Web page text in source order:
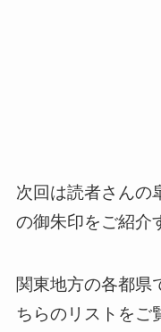
次回は読者さんの
の御朱印をご紹介
関東地方の各都県
ちらのリストをご